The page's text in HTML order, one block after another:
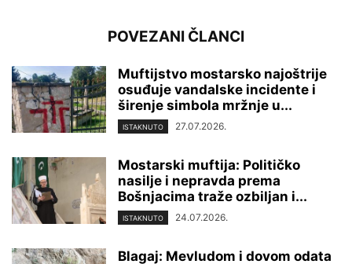
POVEZANI ČLANCI
Muftijstvo mostarsko najoštrije
osuđuje vandalske incidente i
širenje simbola mržnje u...
ISTAKNUTO 27.07.2026.
Mostarski muftija: Političko
nasilje i nepravda prema
Bošnjacima traže ozbiljan i...
ISTAKNUTO 24.07.2026.
Blagaj: Mevludom i dovom odata